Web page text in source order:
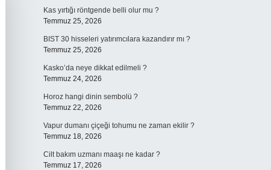
Kas yırtığı röntgende belli olur mu ?
Temmuz 25, 2026
BIST 30 hisseleri yatırımcılara kazandırır mı ?
Temmuz 25, 2026
Kasko’da neye dikkat edilmeli ?
Temmuz 24, 2026
Horoz hangi dinin sembolü ?
Temmuz 22, 2026
Vapur dumanı çiçeği tohumu ne zaman ekilir ?
Temmuz 18, 2026
Cilt bakım uzmanı maaşı ne kadar ?
Temmuz 17, 2026